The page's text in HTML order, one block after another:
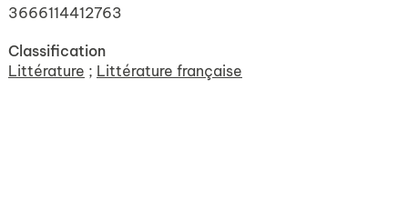
3666114412763
Classification
Littérature ; Littérature française